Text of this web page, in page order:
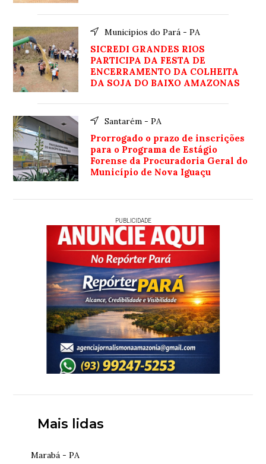
Municipios do Pará - PA
SICREDI GRANDES RIOS
PARTICIPA DA FESTA DE
ENCERRAMENTO DA COLHEITA
DA SOJA DO BAIXO AMAZONAS
Santarém - PA
Prorrogado o prazo de inscrições
para o Programa de Estágio
Forense da Procuradoria Geral do
Município de Nova Iguaçu
PUBLICIDADE
Mais lidas
Marabá - PA